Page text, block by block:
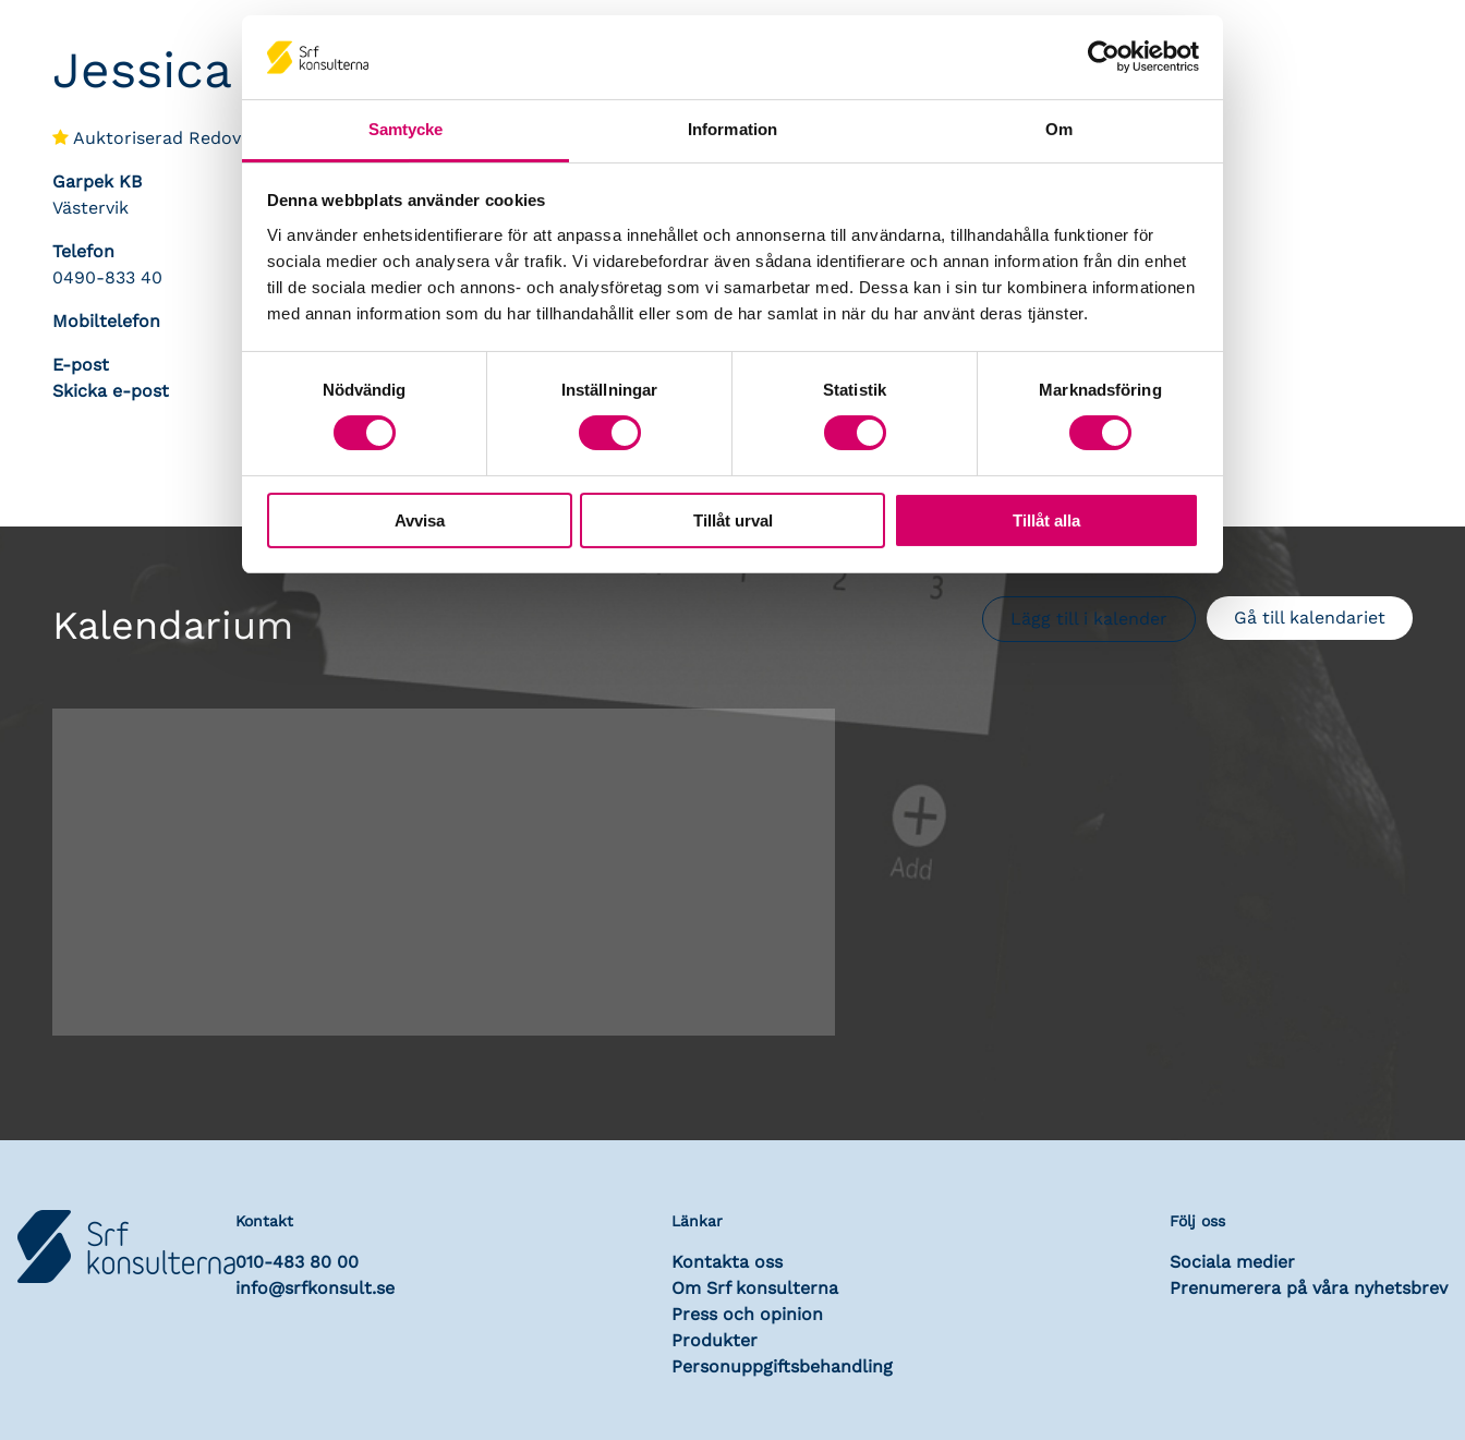
Samtycke Information Om
Denna webbplats använder cookies
Vi använder enhetsidentifierare för att anpassa innehållet och annonserna till användarna, tillhandahålla funktioner för
sociala medier och analysera vår trafik. Vi vidarebefordrar även sådana identifierare och annan information från din enhet
till de sociala medier och annons- och analysföretag som vi samarbetar med. Dessa kan i sin tur kombinera informationen
med annan information som du har tillhandahållit eller som de har samlat in när du har använt deras tjänster.
Nödvändig
Inställningar Statistik Marknadsföring
Avvisa Tillåt urval Tillåt alla
Jessica Axelsson
Auktoriserad Redovisningskonsult
Garpek KB
Västervik
Telefon
0490-833 40
Mobiltelefon
E-post
Skicka e-post
Kalendarium Gå till kalendariet
Lägg till i kalender
Kontakt
010-483 80 00
info@srfkonsult.se
Länkar
Kontakta oss
Om Srf konsulterna
Press och opinion
Produkter
Personuppgiftsbehandling
Följ oss
Sociala medier
Prenumerera på våra nyhetsbrev